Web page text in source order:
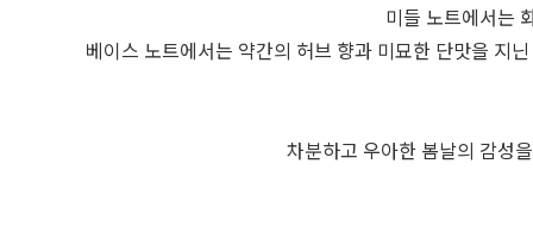
미들 노트에서는
베이스 노트에서는 약간의 허브 향과 미묘한 단맛을 지
차분하고 우아한 봄날의 감성